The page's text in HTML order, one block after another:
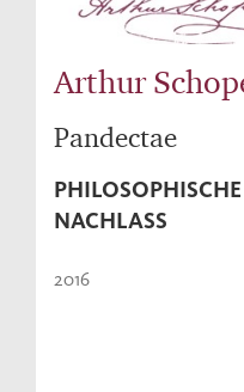
Arthur
Pandectae
NACHLASS
2016